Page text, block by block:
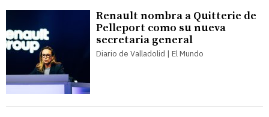
Renault nombra a Quitterie de
Pelleport como su nueva
secretaria general
Diario de Valladolid | El Mundo